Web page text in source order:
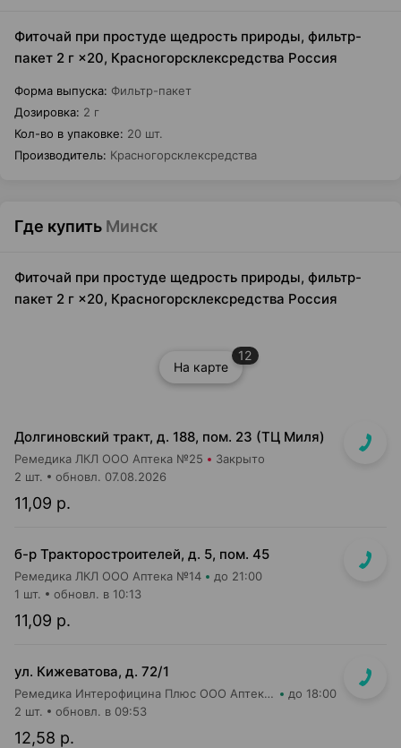
Фиточай при простуде щедрость природы, фильтр-
пакет 2 г ×20, Красногорсклексредства Россия
Форма выпуска: Фильтр-пакет
Дозировка: 2 г
Кол-во в упаковке: 20 шт.
Производитель: Красногорсклексредства
Где купить Минск
Фиточай при простуде щедрость природы, фильтр-
пакет 2 г ×20, Красногорсклексредства Россия
На карте
12
Долгиновский тракт, д. 188, пом. 23 (ТЦ Миля)
Ремедика ЛКЛ ООО Аптека №25 Закрыто
11,09 р.
2 шт. обновл. 07.08.2026
б-р Тракторостроителей, д. 5, пом. 45
Ремедика ЛКЛ ООО Аптека №14 до 21:00
11,09 р.
1 шт. обновл. в 10:13
ул. Кижеватова, д. 72/1
Ремедика Интерофицина Плюс ООО Аптека №7 до 18:00
12,58 р.
2 шт. обновл. в 09:53